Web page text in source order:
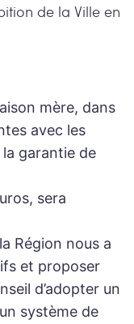
de la Ville en
mère, dans
avec les
garantie de
sera
Région nous a
et proposer
d’adopter un
système de